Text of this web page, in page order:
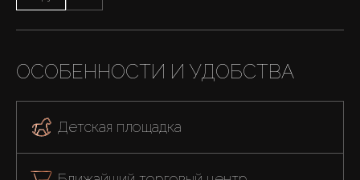
ОСОБЕННОСТИ И УДОБСТВА
Детская площадка